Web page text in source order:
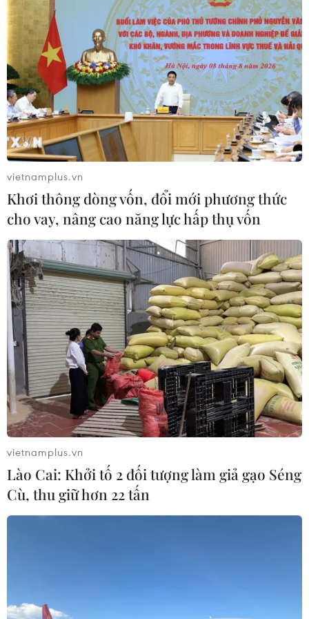
EU và Việt Nam “cam kết” thúc đẩy hợp
tác thương mại về sản phẩm gỗ có nguồn
gốc
04/03/2025 09:29
Hiệp định VPA/FLEGT nhằm thúc đẩy thương mại các
sản phẩm gỗ có nguồn gốc từ các khu vực rừng được
quản lý bền vững và được khai thác tuân thủ theo luật
pháp của quốc gia khai thác.
vietnamplus.vn
Khơi thông dòng vốn, đổi mới phương thức
cho vay, nâng cao năng lực hấp thụ vốn
vietnamplus.vn
Lào Cai: Khởi tố 2 đối tượng làm giả gạo Séng
Cù, thu giữ hơn 22 tấn